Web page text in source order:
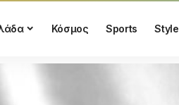
Κόσμος Sports Style